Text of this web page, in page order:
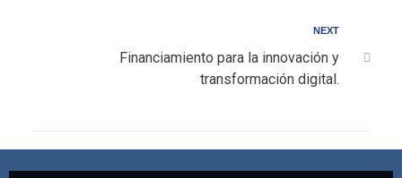
NEXT
Financiamiento para la innovación y
transformación digital.